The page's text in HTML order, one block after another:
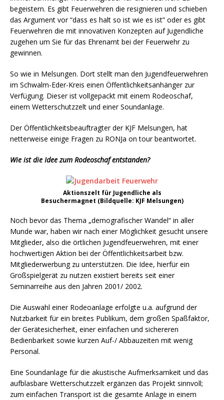
begeistern. Es gibt Feuerwehren die resignieren und schieben
das Argument vor “dass es halt so ist wie es ist” oder es gibt
Feuerwehren die mit innovativen Konzepten auf Jugendliche
zugehen um Sie für das Ehrenamt bei der Feuerwehr zu
gewinnen.
So wie in Melsungen. Dort stellt man den Jugendfeuerwehren
im Schwalm-Eder-Kreis einen Öffentlichkeitsanhänger zur
Verfügung. Dieser ist vollgepackt mit einem Rodeoschaf,
einem Wetterschutzzelt und einer Soundanlage.
Der Öffentlichkeitsbeauftragter der KJF Melsungen, hat
netterweise einige Fragen zu RONJa on tour beantwortet.
Wie ist die Idee zum Rodeoschaf entstanden?
Aktionszelt für Jugendliche als
Besuchermagnet (Bildquelle: KJF Melsungen)
Noch bevor das Thema „demografischer Wandel“ in aller
Munde war, haben wir nach einer Möglichkeit gesucht unsere
Mitglieder, also die örtlichen Jugendfeuerwehren, mit einer
hochwertigen Aktion bei der Öffentlichkeitsarbeit bzw.
Mitgliederwerbung zu unterstützen. Die Idee, hierfür ein
Großspielgerät zu nutzen existiert bereits seit einer
Seminarreihe aus den Jahren 2001/ 2002.
Die Auswahl einer Rodeoanlage erfolgte u.a. aufgrund der
Nutzbarkeit für ein breites Publikum, dem großen Spaßfaktor,
der Gerätesicherheit, einer einfachen und sichereren
Bedienbarkeit sowie kurzen Auf-/ Abbauzeiten mit wenig
Personal.
Eine Soundanlage für die akustische Aufmerksamkeit und das
aufblasbare Wetterschutzzelt ergänzen das Projekt sinnvoll;
zum einfachen Transport ist die gesamte Anlage in einem